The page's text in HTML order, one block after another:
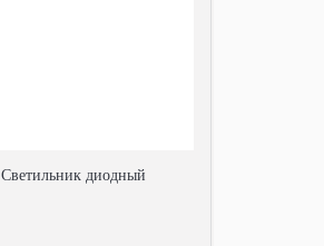
Светильник диодный